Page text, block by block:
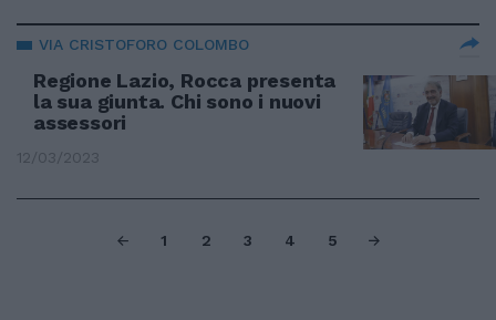
VIA CRISTOFORO COLOMBO
Regione Lazio, Rocca presenta
la sua giunta. Chi sono i nuovi
assessori
12/03/2023
1 2 3 4 5